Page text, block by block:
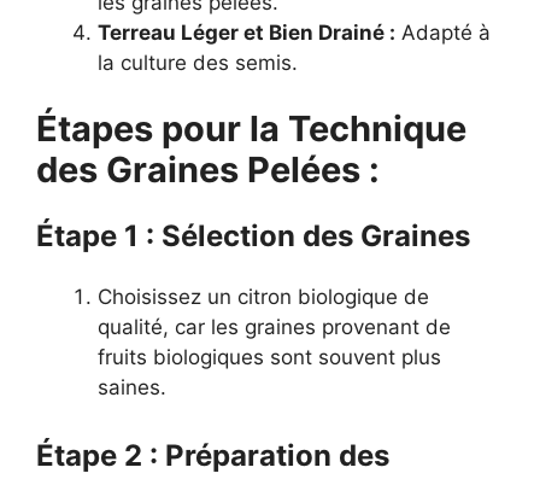
Terreau Léger et Bien Drainé : Adapté à
la culture des semis.
Étapes pour la Technique
des Graines Pelées :
Étape 1 : Sélection des Graines
Choisissez un citron biologique de
qualité, car les graines provenant de
fruits biologiques sont souvent plus
saines.
Étape 2 : Préparation des